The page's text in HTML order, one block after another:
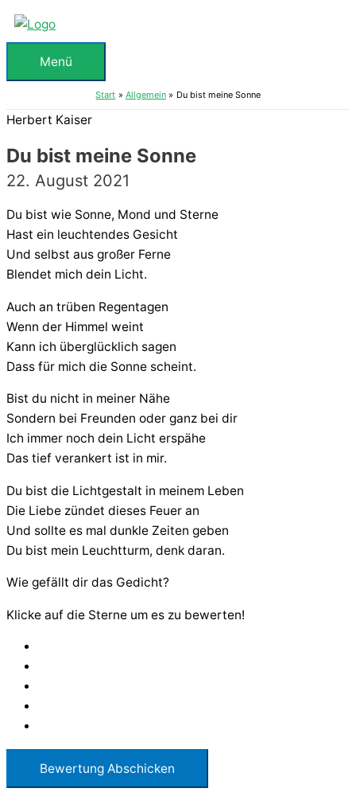
Zum
Inhalt
springenMenü
Menü
Start Allgemein Du bist meine Sonne
Herbert Kaiser
Du bist meine Sonne
22. August 2021
Du bist wie Sonne, Mond und Sterne
Hast ein leuchtendes Gesicht
Und selbst aus großer Ferne
Blendet mich dein Licht.
Auch an trüben Regentagen
Wenn der Himmel weint
Kann ich überglücklich sagen
Dass für mich die Sonne scheint.
Bist du nicht in meiner Nähe
Sondern bei Freunden oder ganz bei dir
Ich immer noch dein Licht erspähe
Das tief verankert ist in mir.
Du bist die Lichtgestalt in meinem Leben
Die Liebe zündet dieses Feuer an
Und sollte es mal dunkle Zeiten geben
Du bist mein Leuchtturm, denk daran.
Wie gefällt dir das Gedicht?
Klicke auf die Sterne um es zu bewerten!
Bewertung Abschicken